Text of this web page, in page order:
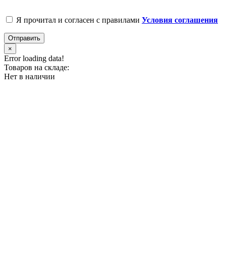
Я прочитал и согласен с правилами Условия соглашения
Отправить
×
Error loading data!
Товаров на складе:
Нет в наличии